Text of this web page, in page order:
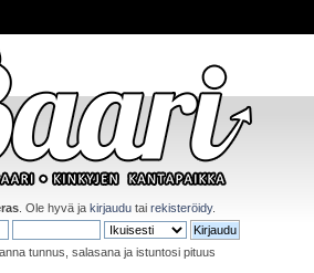
. Ole hyvä jakirjaudu tairekisteröidy.
tunnus, salasana ja istuntosi pituus